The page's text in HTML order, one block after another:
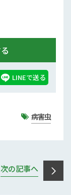
LINEで送る
病害虫
次の記事へ